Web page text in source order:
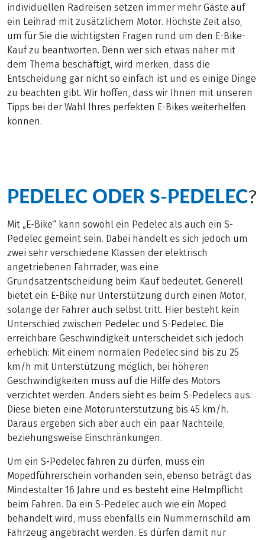
individuellen Radreisen setzen immer mehr Gäste auf
ein Leihrad mit zusätzlichem Motor. Höchste Zeit also,
um für Sie die wichtigsten Fragen rund um den E-Bike-
Kauf zu beantworten. Denn wer sich etwas näher mit
dem Thema beschäftigt, wird merken, dass die
Entscheidung gar nicht so einfach ist und es einige Dinge
zu beachten gibt. Wir hoffen, dass wir Ihnen mit unseren
Tipps bei der Wahl Ihres perfekten E-Bikes weiterhelfen
können.
PEDELEC ODER S-PEDELEC?
Mit „E-Bike“ kann sowohl ein Pedelec als auch ein S-
Pedelec gemeint sein. Dabei handelt es sich jedoch um
zwei sehr verschiedene Klassen der elektrisch
angetriebenen Fahrräder, was eine
Grundsatzentscheidung beim Kauf bedeutet. Generell
bietet ein E-Bike nur Unterstützung durch einen Motor,
solange der Fahrer auch selbst tritt. Hier besteht kein
Unterschied zwischen Pedelec und S-Pedelec. Die
erreichbare Geschwindigkeit unterscheidet sich jedoch
erheblich: Mit einem normalen Pedelec sind bis zu 25
km/h mit Unterstützung möglich, bei höheren
Geschwindigkeiten muss auf die Hilfe des Motors
verzichtet werden. Anders sieht es beim S-Pedelecs aus:
Diese bieten eine Motorunterstützung bis 45 km/h.
Daraus ergeben sich aber auch ein paar Nachteile,
beziehungsweise Einschränkungen.
Um ein S-Pedelec fahren zu dürfen, muss ein
Mopedführerschein vorhanden sein, ebenso beträgt das
Mindestalter 16 Jahre und es besteht eine Helmpflicht
beim Fahren. Da ein S-Pedelec auch wie ein Moped
behandelt wird, muss ebenfalls ein Nummernschild am
Fahrzeug angebracht werden. Es dürfen damit nur